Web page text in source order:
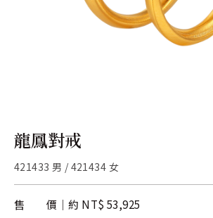
龍鳳對戒
421433 男 / 421434 女
售 價 約 NT$ 53,925